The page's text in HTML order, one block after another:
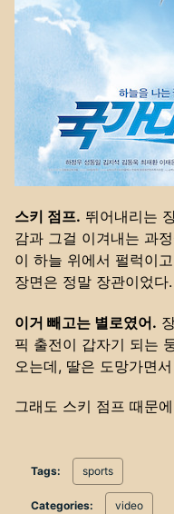
스키 점프. 뛰어내리는
감과 그걸 이겨내는 과
이 하늘 위에서 펄럭이
장면은 정말 장관이었다.
이거 빼고는 별로였어.
픽 출전이 갑자기 되는
오는데, 딸은 도망가면
그래도 스키 점프 때문
Tags: sports
Categories: video